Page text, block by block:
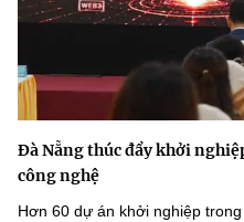
Đà Nẵng thúc đẩy khởi
công nghệ
Hơn 60 dự án khởi nghiệp